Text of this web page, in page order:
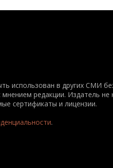
использован в других СМИ
редакции. Издатель не
сертификаты и лицензии.
.